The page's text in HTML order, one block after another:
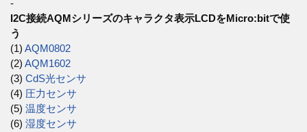
-
I2C接続AQMシリーズのキャラクタ表示LCDをMicro:bitで使
う
(1) AQM0802
(2) AQM1602
(3) CdS光センサ
(4) 圧力センサ
(5) 温度センサ
(6) 湿度センサ